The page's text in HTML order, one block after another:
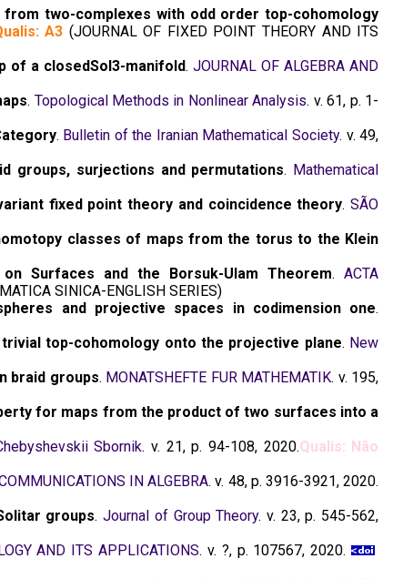
two-complexes with odd order top-cohomology
A3 (JOURNAL OF FIXED POINT THEORY AND ITS
of a closedSol3-manifold.JOURNAL OF ALGEBRA AND
. Topological Methods in Nonlinear Analysis. v. 61, p. 1-
. Bulletin of the Iranian Mathematical Society. v. 49,
groups, surjections and permutations. Mathematical
fixed point theory and coincidence theory.SÃO
classes of maps from the torus to the Klein
Surfaces and the Borsuk-Ulam Theorem.ACTA
SINICA-ENGLISH SERIES)
and projective spaces in codimension one.
top-cohomology onto the projective plane. New
braid groups. MONATSHEFTE FUR MATHEMATIK. v. 195,
for maps from the product of two surfaces into a
Sbornik. v. 21, p. 94-108, 2020.Qualis: Não
IN ALGEBRA. v. 48, p. 3916-3921, 2020.
groups.Journal of Group Theory. v. 23, p. 545-562,
AND ITS APPLICATIONS. v. ?, p. 107567, 2020.